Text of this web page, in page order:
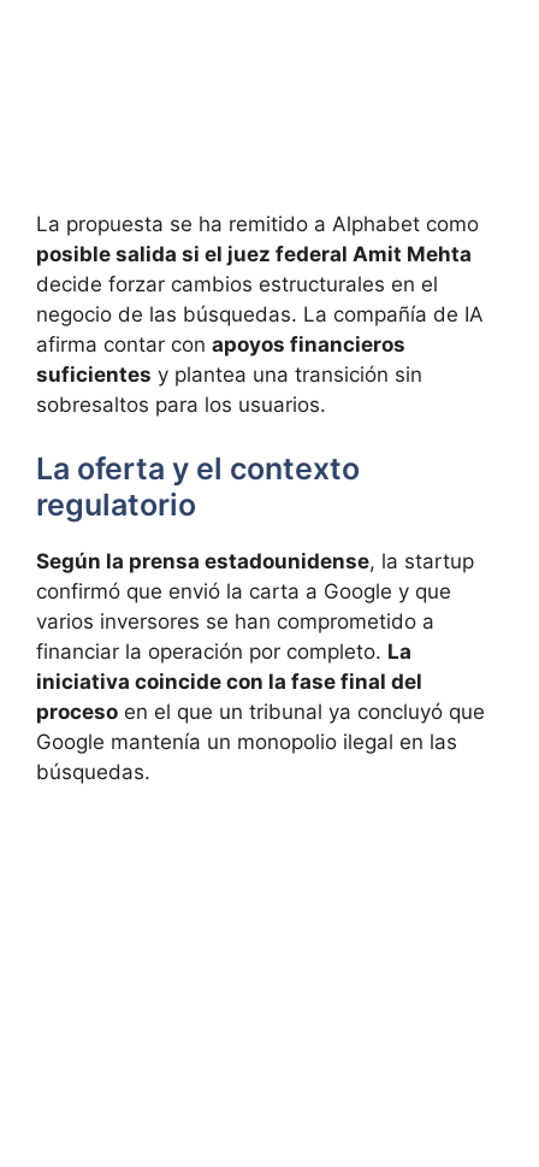
La propuesta se ha remitido a Alphabet como
posible salida si el juez federal Amit Mehta
decide forzar cambios estructurales en el
negocio de las búsquedas. La compañía de IA
afirma contar con apoyos financieros
suficientes y plantea una transición sin
sobresaltos para los usuarios.
La oferta y el contexto
regulatorio
Según la prensa estadounidense, la startup
confirmó que envió la carta a Google y que
varios inversores se han comprometido a
financiar la operación por completo. La
iniciativa coincide con la fase final del
proceso en el que un tribunal ya concluyó que
Google mantenía un monopolio ilegal en las
búsquedas.